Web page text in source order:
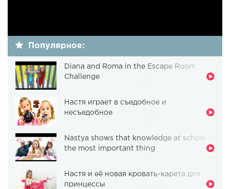
Популярное:
Diana and Roma in the Escape Room
Challenge
Настя играет в съедобное и
несъедобное
Nastya shows that knowledge at school is
the most important thing
Настя и её новая кровать-карета для
принцессы